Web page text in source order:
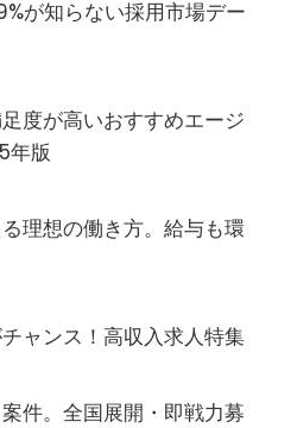
が知らない採用市場デー
度が高いおすすめエージ
年版
理想の働き方。給与も環
ャンス！高収入求人特集
件。全国展開・即戦力募